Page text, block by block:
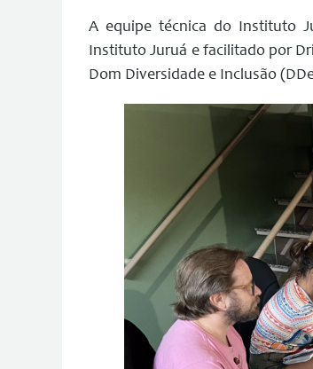
A equipe técnica do Instituto
Instituto Juruá e facilitado por
Dom Diversidade e Inclusão